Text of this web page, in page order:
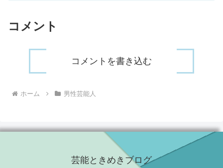
コメント
コメントを書き込む
ホーム 男性芸能人
芸能ときめきブログ